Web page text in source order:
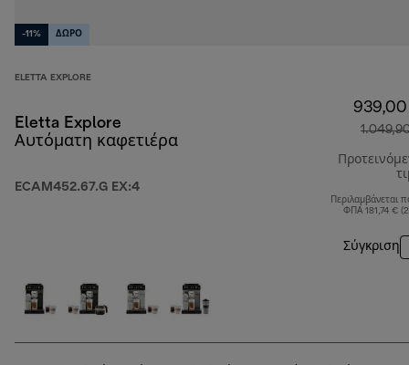
-11% ΔΩΡΟ
ELETTA EXPLORE
Eletta Explore
Αυτόματη καφετιέρα
ECAM452.67.G EX:4
Περιλαμβάνεται
ΦΠΑ 181,74 €
Σύγκριση